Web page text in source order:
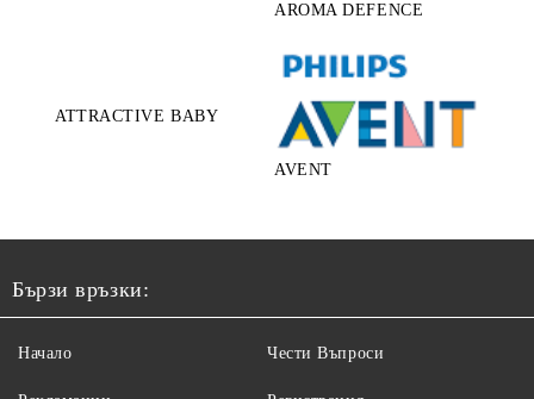
AROMA DEFENCE
ATTRACTIVE BABY
AVENT
Бързи връзки:
Начало Чести Въпроси